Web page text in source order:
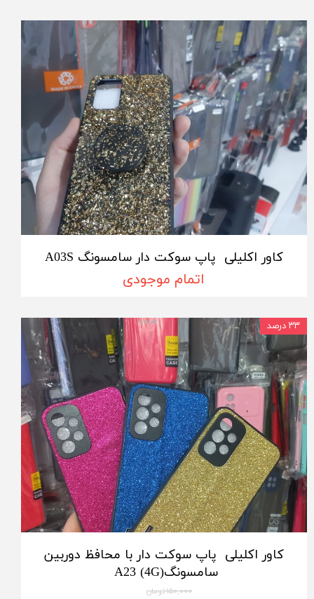
کاور اکلیلی پاپ سوکت دار سامسونگ A03S
اتمام موجودی
کاور اکلیلی پاپ سوکت دار با محافظ دوربین
سامسونگ(A23 (4G
۱۵۰,۰۰۰ تومان
۳۳ درصد